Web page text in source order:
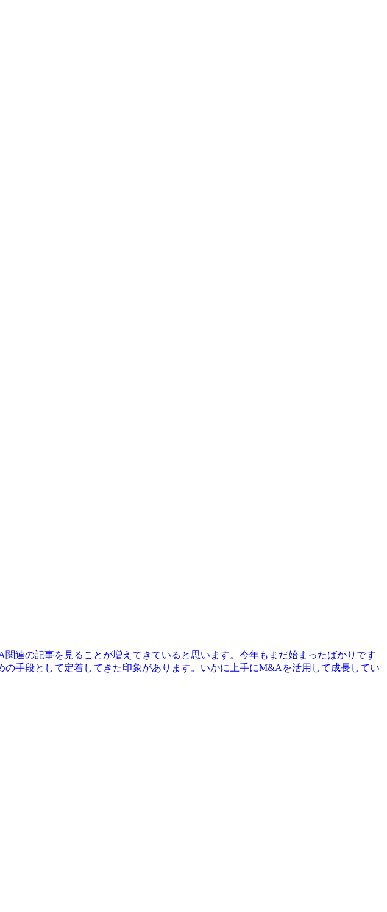
の記事を見ることが増えてきていると思います。今年もまだ始まったばかりです
手段として定着してきた印象があります。いかに上手にM&Aを活用して成長してい